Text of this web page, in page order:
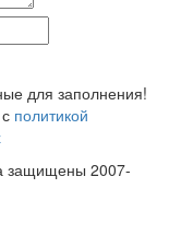
для заполнения!
политикой
защищены 2007-